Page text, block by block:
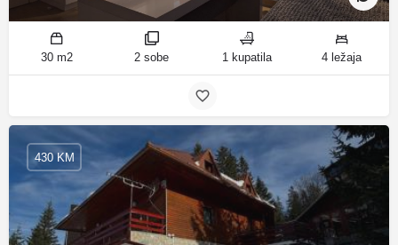
30 m2 2 sobe 1 kupatila 4 ležaja
430 KM